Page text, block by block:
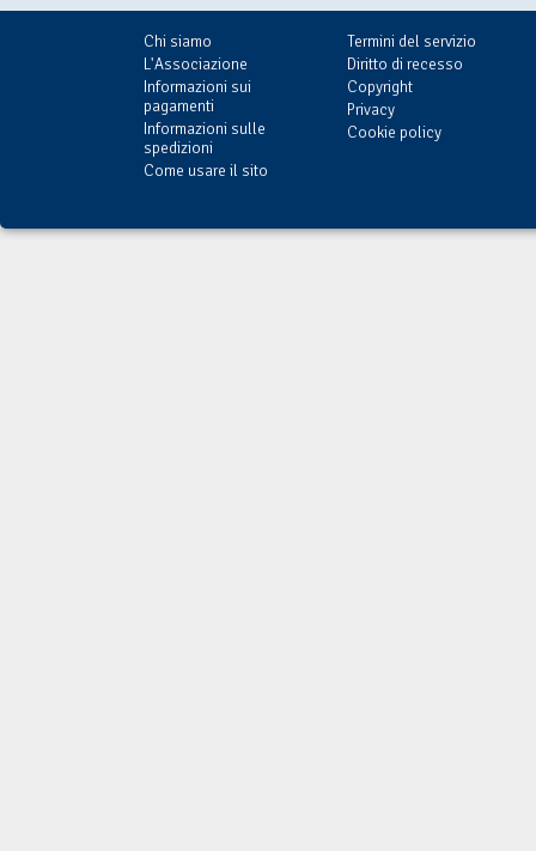
Chi siamo
L'Associazione
Informazioni sui
pagamenti
Informazioni sulle
spedizioni
Come usare il sito
Termini del servizio
Diritto di recesso
Copyright
Privacy
Cookie policy